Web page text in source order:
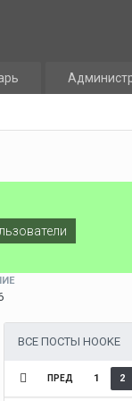
ВСЕ ПОСТЫ HOOKE
ПРЕД 1 2